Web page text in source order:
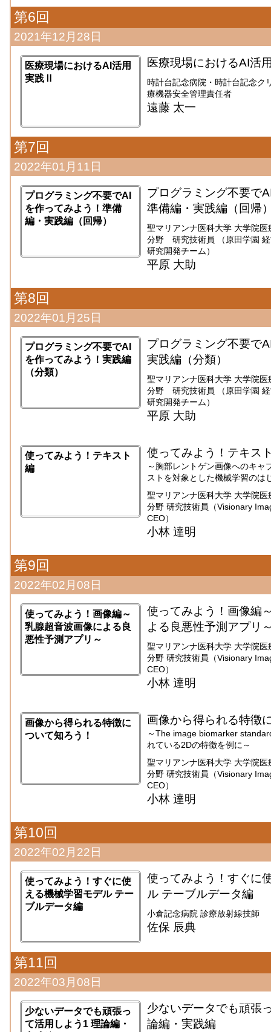
第6回
2021年12月28日
医療現場におけるAI活用
実践Ⅱ
医療現場におけるAI活
時計台記念病院・時計台記念ク
療機器安全管理責任者
遠藤 太一
第7回
2022年01月11日
プログラミング不要でAI
を作ってみよう！準備
編・実践編（回帰）
プログラミング不要で
準備編・実践編（回帰
聖マリアンナ医科大学 大学院
分野 研究技術員 （原田学園
研究開発チーム）
平原 大助
第8回
2022年01月25日
プログラミング不要でAI
を作ってみよう！実践編
（分類）
プログラミング不要で
実践編（分類）
聖マリアンナ医科大学 大学院
分野 研究技術員 （原田学園
研究開発チーム）
平原 大助
使ってみよう！テキスト
編
使ってみよう！テキス
～胸部レントゲン画像へのキャ
ストを対象とした機械学習のは
聖マリアンナ医科大学 大学院
分野 研究技術員（Visionary
CEO）
小林 達明
第9回
2022年02月08日
使ってみよう！画像編～
乳腺超音波画像による良
悪性予測アプリ～
使ってみよう！画像編
よる良悪性予測アプリ
聖マリアンナ医科大学 大学院
分野 研究技術員（Visionary
CEO）
小林 達明
画像から得られる特徴に
ついて知ろう！
画像から得られる特徴
～The image biomarker
れている2Dの特徴を例に～
聖マリアンナ医科大学 大学院
分野 研究技術員（Visionary
CEO）
小林 達明
第10回
2022年02月22日
使ってみよう！すぐに使
える機械学習モデル テー
ブルデータ編
使ってみよう！すぐに
ル テーブルデータ編
小倉記念病院 診療放射線技師
佐保 辰典
第11回
2022年03月08日
少ないデータでも頑張っ
て活用しよう1 理論編・
少ないデータでも頑張
論編・実践編